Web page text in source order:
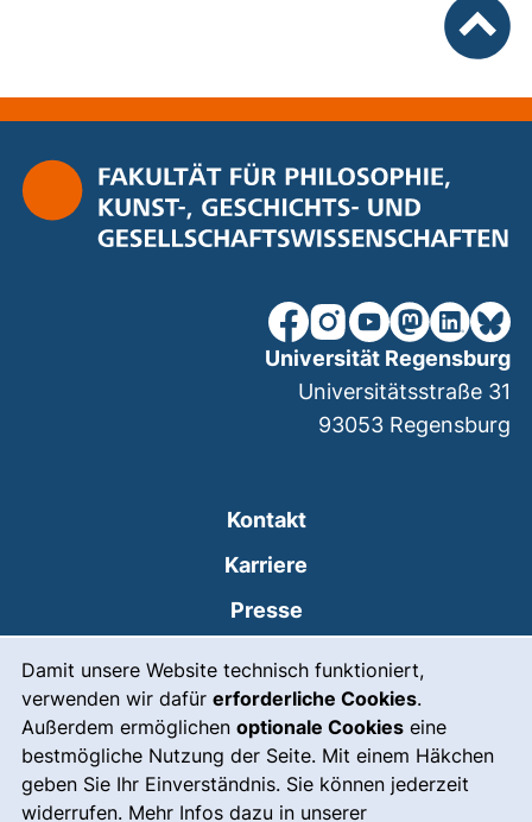
Damit unsere Website technisch funktioniert,
verwenden wir dafür erforderliche Cookies.
Außerdem ermöglichen optionale Cookies eine
bestmögliche Nutzung der Seite. Mit einem Häkchen
geben Sie Ihr Einverständnis. Sie können jederzeit
widerrufen. Mehr Infos dazu in unserer
unsere Facebook-Seite
unsere Instagram-
unsere YouTube-
unsereunsere
Kontakt
Karriere
Presse
Leichte Sprache
Gebärdensprache
Notfall(externer Link, öffnet
Universität Regensburg
Universitätsstraße 31
93053 Regensburg